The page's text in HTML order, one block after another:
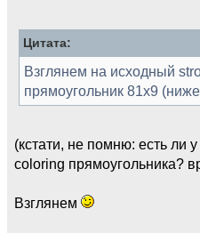
Цитата:
Взглянем на исходный
прямоугольник 81x9
(кстати, не помню: есть ли
coloring прямоугольника?
Взглянем